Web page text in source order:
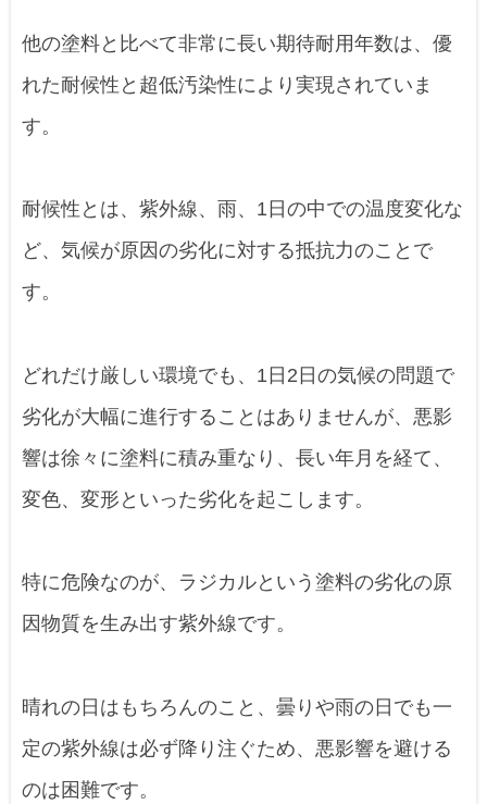
他の塗料と比べて非常に長い期待耐用年数は、優
れた耐候性と超低汚染性により実現されていま
す。
耐候性とは、紫外線、雨、1日の中での温度変化な
ど、気候が原因の劣化に対する抵抗力のことで
す。
どれだけ厳しい環境でも、1日2日の気候の問題で
劣化が大幅に進行することはありませんが、悪影
響は徐々に塗料に積み重なり、長い年月を経て、
変色、変形といった劣化を起こします。
特に危険なのが、ラジカルという塗料の劣化の原
因物質を生み出す紫外線です。
晴れの日はもちろんのこと、曇りや雨の日でも一
定の紫外線は必ず降り注ぐため、悪影響を避ける
のは困難です。